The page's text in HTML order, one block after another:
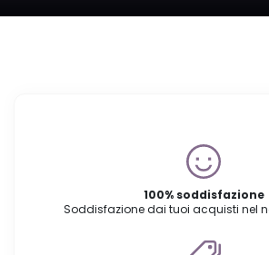
100% soddisfazione
Soddisfazione dai tuoi acquisti nel